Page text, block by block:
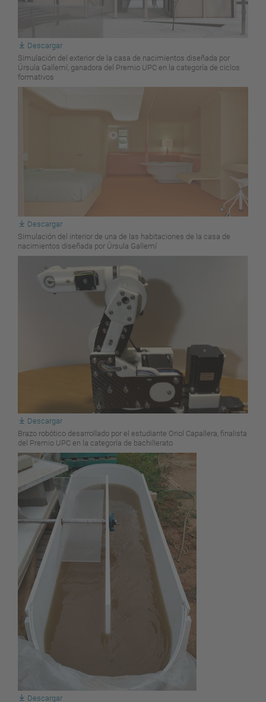
Descargar
Simulación del exterior de la casa de nacimientos diseñada por
Úrsula Gallemí, ganadora del Premio UPC en la categoría de ciclos
formativos
Descargar
Simulación del interior de una de las habitaciones de la casa de
nacimientos diseñada por Úrsula Gallemí
Descargar
Brazo robótico desarrollado por el estudiante Oriol Capallera, finalista
del Premio UPC en la categoría de bachillerato
Descargar